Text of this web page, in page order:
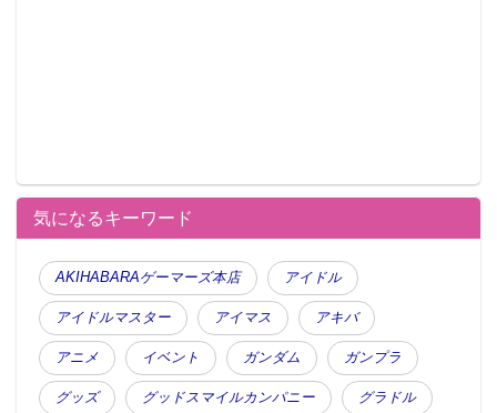
気になるキーワード
AKIHABARAゲーマーズ本店 アイドル
アイドルマスター アイマス アキバ
アニメ イベント ガンダム ガンプラ
グッズ グッドスマイルカンパニー グラドル